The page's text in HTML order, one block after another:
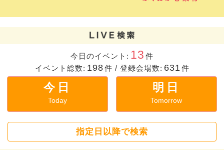
今日のイベント: 13 件
イベント総数: 198件 / 登録会場数: 631 件
今日
Today
明日
Tomorrow
指定日以降で検索